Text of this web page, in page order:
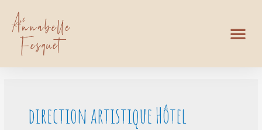
direction artistique Hôtel